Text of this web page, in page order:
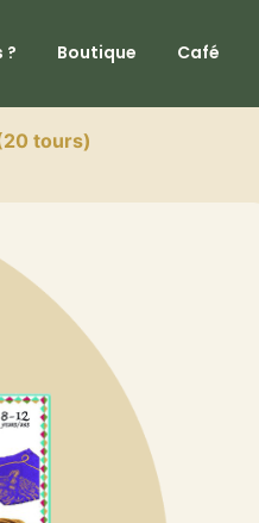
? Boutique Café
tours)